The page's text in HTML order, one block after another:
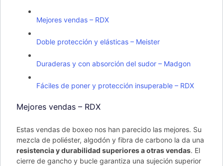
Mejores vendas – RDX
Doble protección y elásticas – Meister
Duraderas y con absorción del sudor – Madgon
Fáciles de poner y protección insuperable – RDX
Mejores vendas – RDX
Estas vendas de boxeo nos han parecido las mejores. Su
mezcla de poliéster, algodón y fibra de carbono la da una
resistencia y durabilidad superiores a otras vendas. El
cierre de gancho y bucle garantiza una sujeción superior